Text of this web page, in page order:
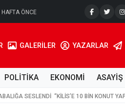
HAFTA ÖNCE
GALERİLER YAZARLAR
POLİTİKA EKONOMİ ASAYİŞ
SESLENDİ “KİLİS’E 10 BİN KONUT